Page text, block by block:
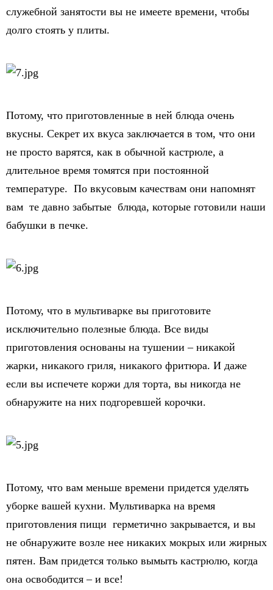
служебной занятости вы не имеете времени, чтобы
долго стоять у плиты.
Потому, что приготовленные в ней блюда очень
вкусны. Секрет их вкуса заключается в том, что они
не просто варятся, как в обычной кастрюле, а
длительное время томятся при постоянной
температуре. По вкусовым качествам они напомнят
вам те давно забытые блюда, которые готовили наши
бабушки в печке.
Потому, что в мультиварке вы приготовите
исключительно полезные блюда. Все виды
приготовления основаны на тушении – никакой
жарки, никакого гриля, никакого фритюра. И даже
если вы испечете коржи для торта, вы никогда не
обнаружите на них подгоревшей корочки.
Потому, что вам меньше времени придется уделять
уборке вашей кухни. Мультиварка на время
приготовления пищи герметично закрывается, и вы
не обнаружите возле нее никаких мокрых или жирных
пятен. Вам придется только вымыть кастрюлю, когда
она освободится – и все!